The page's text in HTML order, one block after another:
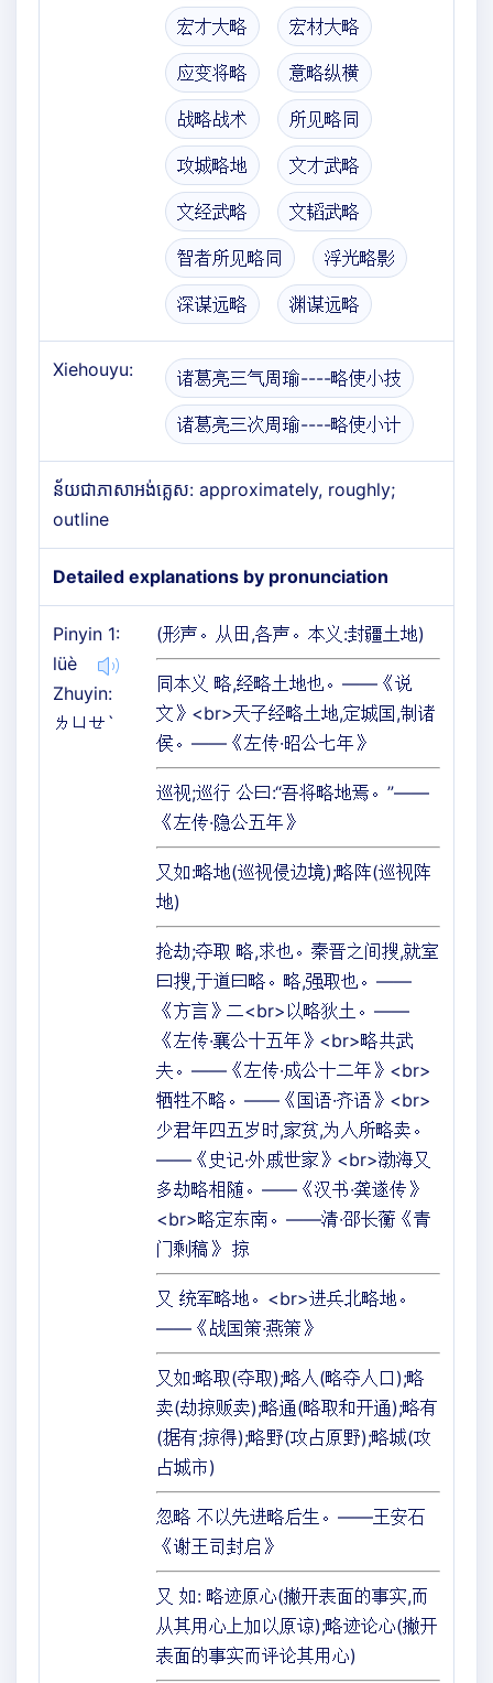
宏才大略 宏材大略
应变将略 意略纵横
战略战术 所见略同
攻城略地 文才武略
文经武略 文韬武略
智者所见略同 浮光略影
深谋远略 渊谋远略
Xiehouyu: 诸葛亮三气周瑜----略使小技
诸葛亮三次周瑜----略使小计
ន័យជាភាសាអង់គ្លេស: approximately, roughly;
outline
Detailed explanations by pronunciation
Pinyin 1:
lüè
Zhuyin:
ㄌㄩㄝˋ
(形声。从田,各声。本义:封疆土地)
同本义 略,经略土地也。——《说
文》<br>天子经略土地,定城国,制诸
侯。——《左传·昭公七年》
巡视;巡行 公曰:“吾将略地焉。”——
《左传·隐公五年》
又如:略地(巡视侵边境);略阵(巡视阵
地)
抢劫;夺取 略,求也。秦晋之间搜,就室
曰搜,于道曰略。略,强取也。——
《方言》二<br>以略狄土。——
《左传·襄公十五年》<br>略共武
夫。——《左传·成公十二年》<br>
牺牲不略。——《国语·齐语》<br>
少君年四五岁时,家贫,为人所略卖。
——《史记·外戚世家》<br>渤海又
多劫略相随。——《汉书·龚遂传》
<br>略定东南。——清·邵长蘅《青
门剩稿》 掠
又 统军略地。<br>进兵北略地。
——《战国策·燕策》
又如:略取(夺取);略人(略夺人口);略
卖(劫掠贩卖);略通(略取和开通);略有
(据有;掠得);略野(攻占原野);略城(攻
占城市)
忽略 不以先进略后生。——王安石
《谢王司封启》
又 如: 略迹原心(撇开表面的事实,而
从其用心上加以原谅);略迹论心(撇开
表面的事实而评论其用心)